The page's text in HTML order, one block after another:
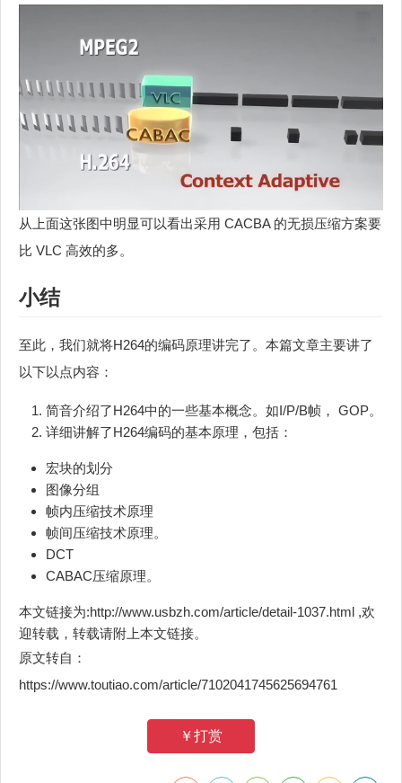
从上面这张图中明显可以看出采用 CACBA 的无损压缩方案要
比 VLC 高效的多。
小结
至此，我们就将H264的编码原理讲完了。本篇文章主要讲了
以下以点内容：
简音介绍了H264中的一些基本概念。如I/P/B帧， GOP。
详细讲解了H264编码的基本原理，包括：
宏块的划分
图像分组
帧内压缩技术原理
帧间压缩技术原理。
DCT
CABAC压缩原理。
本文链接为:http://www.usbzh.com/article/detail-1037.html ,欢
迎转载，转载请附上本文链接。
原文转自：
https://www.toutiao.com/article/7102041745625694761
￥打赏